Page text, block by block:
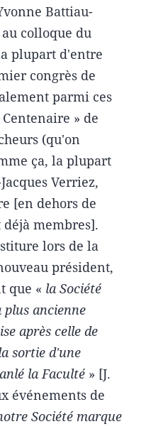
Battiau-
colloque du
plupart d'entre
congrès de
parmi ces
» de
(qu'on
ça, la plupart
Verriez,
[en dehors de
membres].
lors de la
président,
que « la Société
plus ancienne
après celle de
sortie d'une
la Faculté » [J.
événements de
Société marque